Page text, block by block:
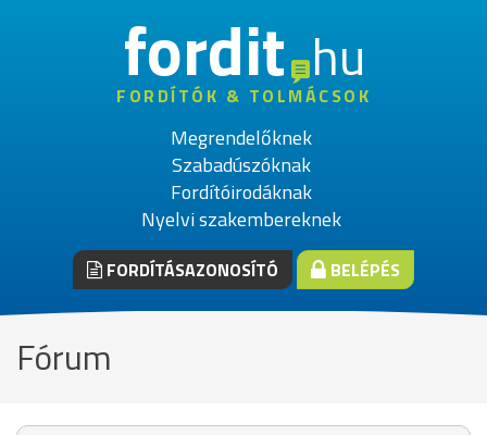
fordithu
FORDÍTÓK & TOLMÁCSOK
Megrendelőknek
Szabadúszóknak
Fordítóirodáknak
Nyelvi szakembereknek
FORDÍTÁSAZONOSÍTÓ BELÉPÉS
Fórum